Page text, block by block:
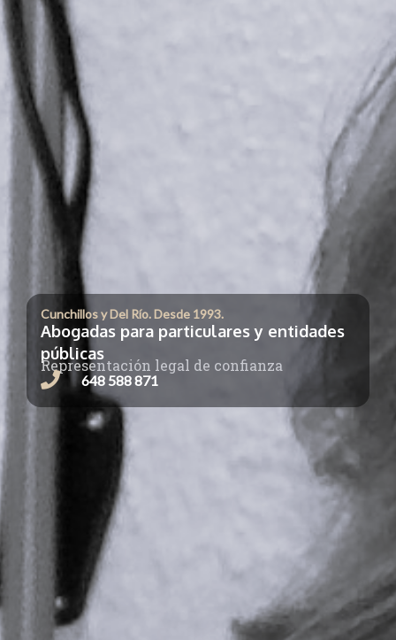
Cunchillos y Del Río. Desde 1993.
Abogadas para particulares y entidades
públicas
Representación legal de confianza
648 588 871